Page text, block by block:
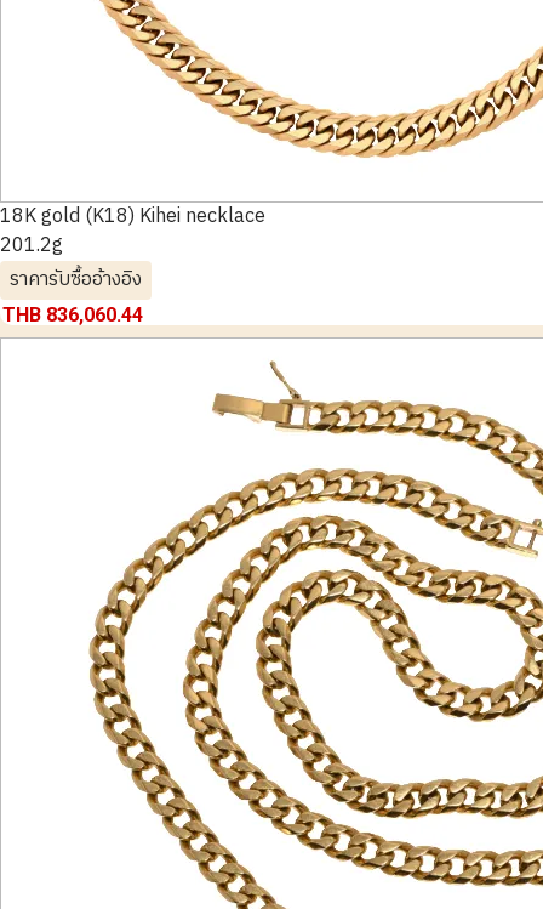
18K gold (K18) Kihei necklace
201.2g
ราคารับซื้ออ้างอิง
THB 836,060.44